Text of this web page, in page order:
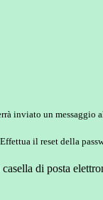
inviato un messaggio
il reset della
di posta